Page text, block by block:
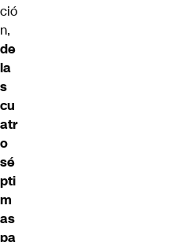
ció
n,
de
la
s
cu
atr
o
sé
pti
m
as
pa